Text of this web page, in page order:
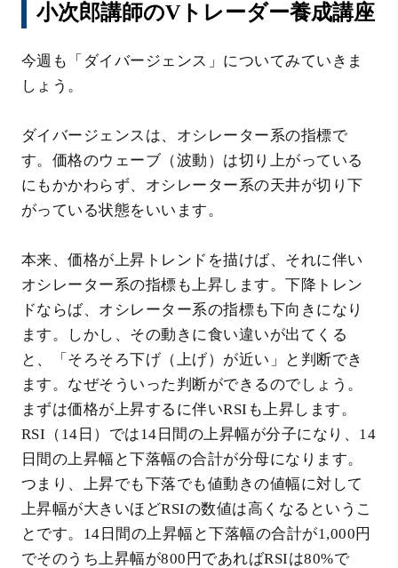
小次郎講師のVトレーダー養成講座
今週も「ダイバージェンス」についてみていきま
しょう。
ダイバージェンスは、オシレーター系の指標で
す。価格のウェーブ（波動）は切り上がっている
にもかかわらず、オシレーター系の天井が切り下
がっている状態をいいます。
本来、価格が上昇トレンドを描けば、それに伴い
オシレーター系の指標も上昇します。下降トレン
ドならば、オシレーター系の指標も下向きになり
ます。しかし、その動きに食い違いが出てくる
と、「そろそろ下げ（上げ）が近い」と判断でき
ます。なぜそういった判断ができるのでしょう。
まずは価格が上昇するに伴いRSIも上昇します。
RSI（14日）では14日間の上昇幅が分子になり、14
日間の上昇幅と下落幅の合計が分母になります。
つまり、上昇でも下落でも値動きの値幅に対して
上昇幅が大きいほどRSIの数値は高くなるというこ
とです。14日間の上昇幅と下落幅の合計が1,000円
でそのうち上昇幅が800円であればRSIは80%で